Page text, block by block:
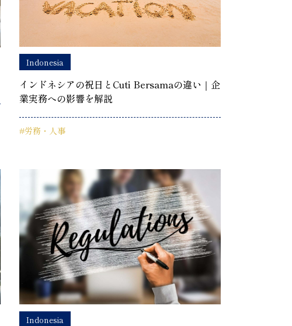
Indonesia
インドネシアの祝日とCuti Bersamaの違い｜企
業実務への影響を解説
#労務・人事
Indonesia